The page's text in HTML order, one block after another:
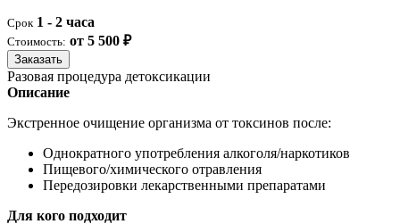
Срок 1 - 2 часа
Стоимость: от 5 500 ₽
Заказать
Разовая процедура детоксикации
Описание
Экстренное очищение организма от токсинов после:
Однократного употребления алкоголя/наркотиков
Пищевого/химического отравления
Передозировки лекарственными препаратами
Для кого подходит